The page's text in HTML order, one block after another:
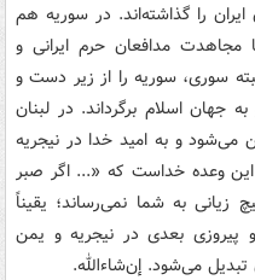
را گذاشته‌اند. در سوریه هم
مجاهدت مدافعان حرم ایرانی و
سوری، سوریه را از زیر دست و
جهان اسلام برگرداند. در لبنان
و به امید خدا در نیجریه
وعده خداست که «... اگر صبر
زیانی به شما نمی‌‏رساند؛ یقیناً
پیروزی بعدی در نیجریه و یمن
می‌شود. إن‌شاءالله.